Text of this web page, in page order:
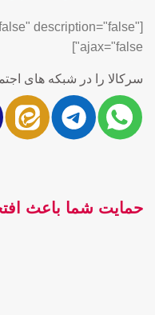
description="false"
ajax="false"]
سرکالا را در شبکه های
حمایت شما باعث